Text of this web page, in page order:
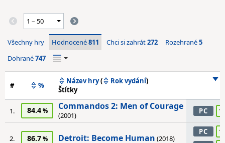
Všechny hry Hodnocené811 Chci si zahrát272 Rozehrané5
Dohrané747
# % Název hry( Rok vydání)
Štítky
1. 84.4 Commandos 2: Men of Courage
(2001) PC
2. 86.7 Detroit: Become Human (2018)
PC